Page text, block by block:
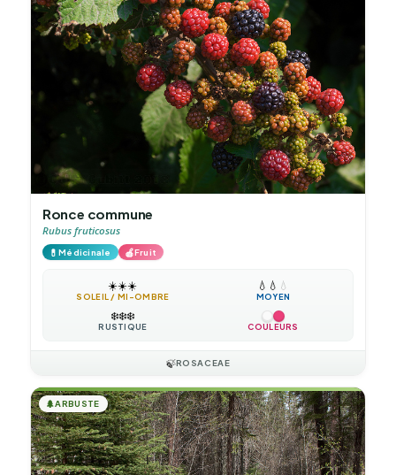
Ronce commune
Rubus fruticosus
💊Médicinale 🍎Fruit
☀️☀️☀️
SOLEIL / MI-OMBRE
💧 💧 💧
MOYEN
❄️❄️❄️
RUSTIQUE COULEURS
🍃ROSACEAE
🌲ARBUSTE